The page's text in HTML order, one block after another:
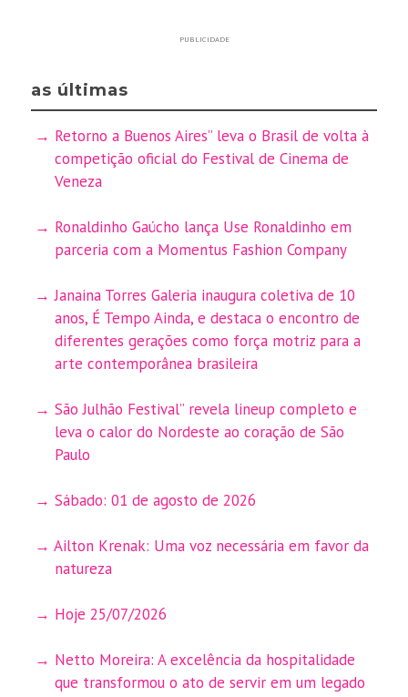
PUBLICIDADE
as últimas
Retorno a Buenos Aires” leva o Brasil de volta à
competição oficial do Festival de Cinema de
Veneza
Ronaldinho Gaúcho lança Use Ronaldinho em
parceria com a Momentus Fashion Company
Janaina Torres Galeria inaugura coletiva de 10
anos, É Tempo Ainda, e destaca o encontro de
diferentes gerações como força motriz para a
arte contemporânea brasileira
São Julhão Festival” revela lineup completo e
leva o calor do Nordeste ao coração de São
Paulo
Sábado: 01 de agosto de 2026
Ailton Krenak: Uma voz necessária em favor da
natureza
Hoje 25/07/2026
Netto Moreira: A excelência da hospitalidade
que transformou o ato de servir em um legado